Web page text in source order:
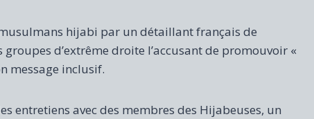
hijabi par un détaillant français de
d’extrême droite l’accusant de promouvoir «
message inclusif.
entretiens avec des membres des Hijabeuses, un